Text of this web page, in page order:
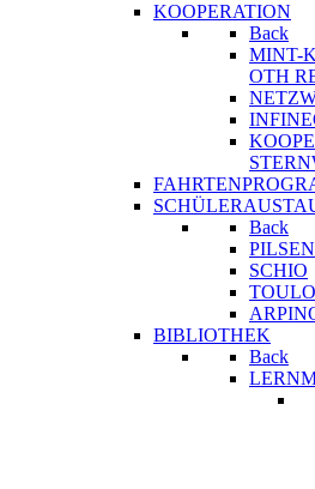
KOOPERATION
Back
MINT-
OTH
Back
PILSEN
SCHIO
BIBLIOTHEK
Back